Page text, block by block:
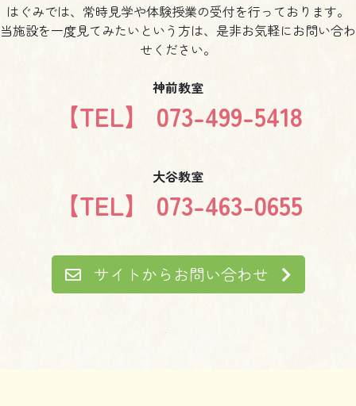
はぐみでは、常時見学や体験授業の受付を行っております。
当施設を一度見てみたいという方は、是非お気軽にお問い合わ
せください。
神前教室
【TEL】 073-499-5418
大谷教室
【TEL】 073-463-0655
サイトからお問い合わせ